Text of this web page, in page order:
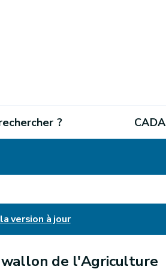
? CADA
version à jour
de l'Agriculture